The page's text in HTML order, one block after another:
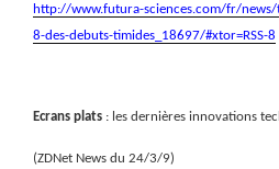
http://www.futura-sciences.com/fr/
8-des-debuts-timides_18697/#xtor=RSS-8
Ecrans plats : les dernières innovations
(ZDNet News du 24/3/9)